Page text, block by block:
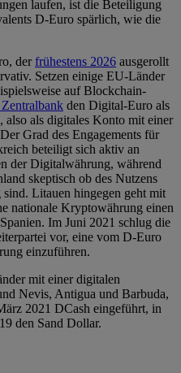
laufen, ist die Beteiligung
D-Euro spärlich, wie die
derfrühestens 2026 ausgerollt
Setzen einige EU-Länder
auf Blockchain-
den Digital-Euro als
also als digitales Konto mit einer
Grad des Engagements für
beteiligt sich aktiv an
der Digitalwährung, während
skeptisch ob des Nutzens
Litauen hingegen geht mit
nationale Kryptowährung einen
Im Juni 2021 schlug die
vor, eine vom D-Euro
einzuführen.
mit einer digitalen
Nevis, Antigua und Barbuda,
2021 DCash eingeführt, in
den Sand Dollar.